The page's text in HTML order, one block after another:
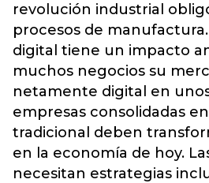
revolución industrial
procesos de
digital tiene un impacto
muchos negocios su
netamente digital en
empresas consolidadas
tradicional deben
en la economía de hoy.
necesitan estrategias